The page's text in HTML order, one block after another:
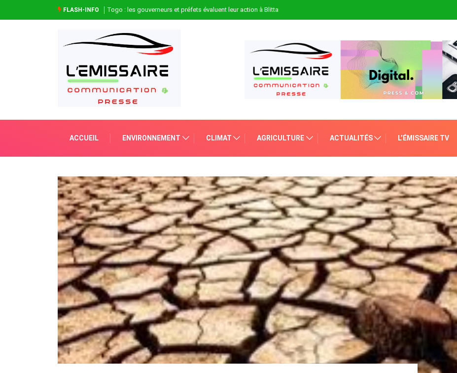
FLASH-INFO Togo : les gouverneurs et préfets évaluent leur action à Blitta
ACCUEIL ENVIRONNEMENT CLIMAT AGRICULTURE ACTUALITÉS L’ÉMISSAIRE TV